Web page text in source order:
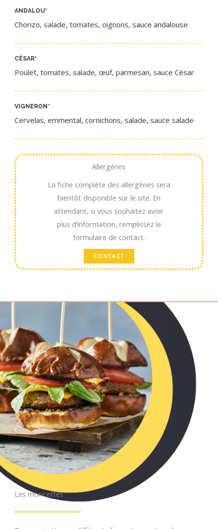
ANDALOU*​
Chorizo, salade, tomates, oignons, sauce andalouse
CÉSAR*
Poulet, tomates, salade, œuf, parmesan, sauce César
VIGNERON *
Cervelas, emmental, cornichons, salade, sauce salade
Allergènes
La fiche complète des allergènes sera
bientôt disponible sur le site. En
attendant, si vous souhaitez avoir
plus d’information, remplissez le
formulaire de contact.
CONTACT
Les moricettes